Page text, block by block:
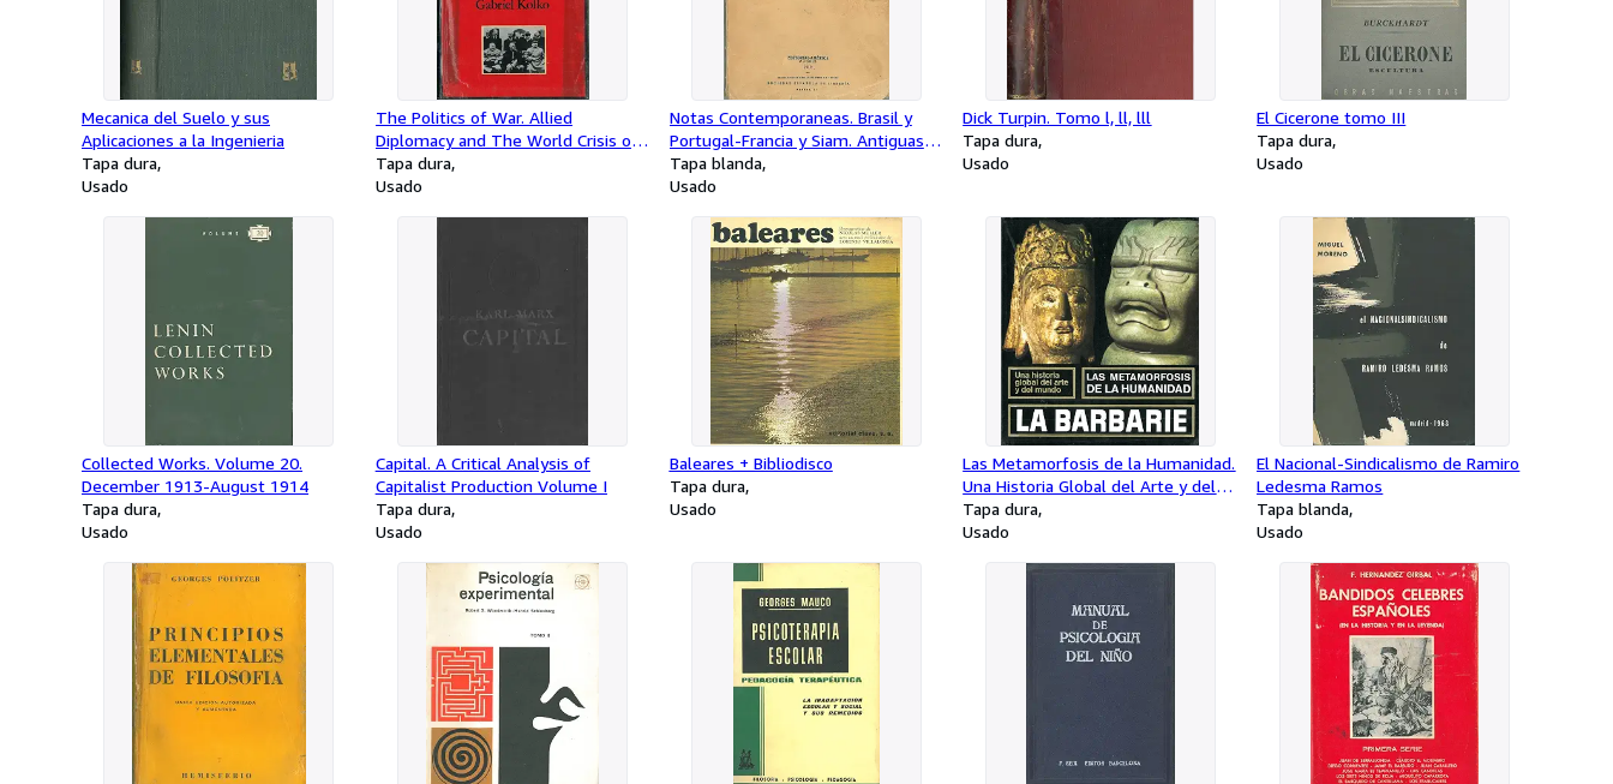
Mecanica del Suelo y sus
Aplicaciones a la Ingenieria
Tapa dura
Usado
The Politics of War. Allied
Diplomacy and The World Crisis of
1943-45
Tapa dura
Usado
Notas Contemporaneas. Brasil y
Portugal-Francia y Siam. Antiguas
visitas (la Corte Rusa en Francia)
Tapa blanda
Usado
Dick Turpin. Tomo l, ll, lll
Tapa dura
Usado
El Cicerone tomo III
Tapa dura
Usado
Collected Works. Volume 20.
December 1913-August 1914
Tapa dura
Usado
Capital. A Critical Analysis of
Capitalist Production Volume I
Tapa dura
Usado
Baleares + Bibliodisco
Tapa dura
Usado
Las Metamorfosis de la Humanidad.
Una Historia Global del Arte y del
Mundo. La Barbarie
Tapa dura
Usado
El Nacional-Sindicalismo de Ramiro
Ledesma Ramos
Tapa blanda
Usado